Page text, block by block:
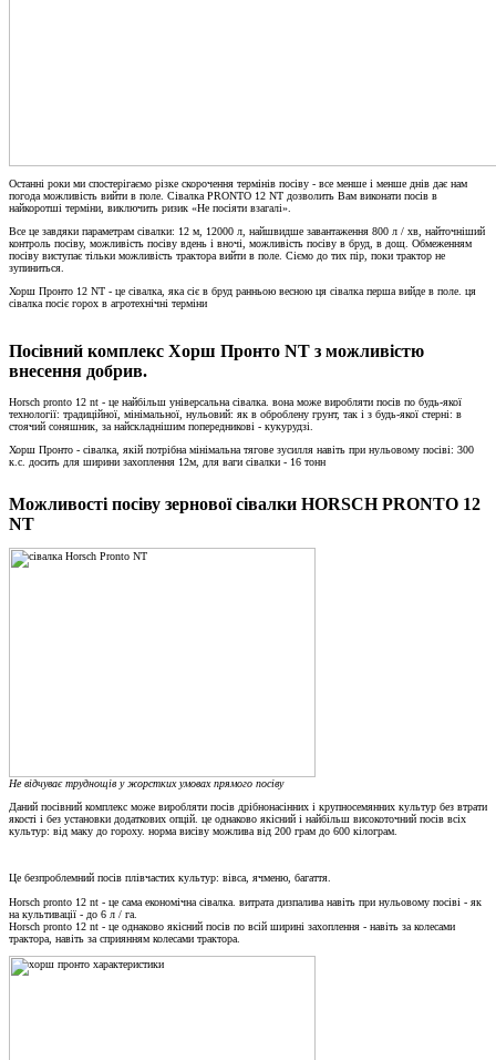
Останні роки ми спостерігаємо різке скорочення термінів посіву - все менше і менше днів дає нам
погода можливість вийти в поле. Сівалка PRONTO 12 NT дозволить Вам виконати посів в
найкоротші терміни, виключить ризик «Не посіяти взагалі».
Все це завдяки параметрам сівалки: 12 м, 12000 л, найшвидше завантаження 800 л / хв, найточніший
контроль посіву, можливість посіву вдень і вночі, можливість посіву в бруд, в дощ. Обмеженням
посіву виступає тільки можливість трактора вийти в поле. Сіємо до тих пір, поки трактор не
зупиниться.
Хорш Пронто 12 NT - це сівалка, яка сіє в бруд ранньою весною ця сівалка перша вийде в поле. ця
сівалка посіє горох в агротехнічні терміни
Посівний комплекс Хорш Пронто NT з можливістю
внесення добрив.
Horsch pronto 12 nt - це найбільш універсальна сівалка. вона може виробляти посів по будь-якої
технології: традиційної, мінімальної, нульовий: як в оброблену грунт, так і з будь-якої стерні: в
стоячий соняшник, за найскладнішим попередникові - кукурудзі.
Хорш Пронто - сівалка, якій потрібна мінімальна тягове зусилля навіть при нульовому посіві: 300
к.с. досить для ширини захоплення 12м, для ваги сівалки - 16 тонн
Можливості посіву зернової сівалки HORSCH PRONTO 12
NT
Не відчуває труднощів у жорстких умовах прямого посіву
Даний посівний комплекс може виробляти посів дрібнонасінних і крупносемянних культур без втрати
якості і без установки додаткових опцій. це однаково якісний і найбільш високоточний посів всіх
культур: від маку до гороху. норма висіву можлива від 200 грам до 600 кілограм.
Це безпроблемний посів плівчастих культур: вівса, ячменю, багаття.
Horsch pronto 12 nt - це сама економічна сівалка. витрата дизпалива навіть при нульовому посіві - як
на культивації - до 6 л / га.
Horsch pronto 12 nt - це однаково якісний посів по всій ширині захоплення - навіть за колесами
трактора, навіть за сприянням колесами трактора.